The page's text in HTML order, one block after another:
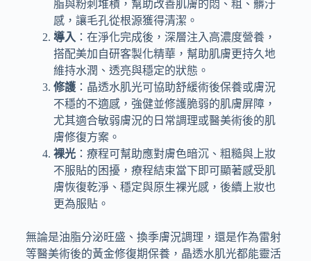
脂與粉刺堆積，幫助改善肌膚的悶、粗、髒汙
感，讓毛孔從根源獲得清潔。
導入 ：在淨化完成後，深層注入高濃度營養，
搭配美加自研客製化精華，幫助肌膚更持久地
維持水潤、透亮與穩定的狀態。
修護：晶透水肌光可協助舒緩術後保養或膚況
不穩的不適感，強健並修護脆弱的肌膚屏障，
尤其適合敏弱膚況的日常調理或醫美術後的肌
膚修復方案。
裸光：療程可幫助應對膚色暗沉、粗糙與上妝
不服貼的困擾，療程結束當下即可顯著感受肌
膚恢復乾淨、穩定與原生裸光感，後續上妝也
更為服貼。
無論是油脂分泌旺盛、換季膚況調理，還是作為雷射
等醫美術後的黃金修復期保養，晶透水肌光都能靈活